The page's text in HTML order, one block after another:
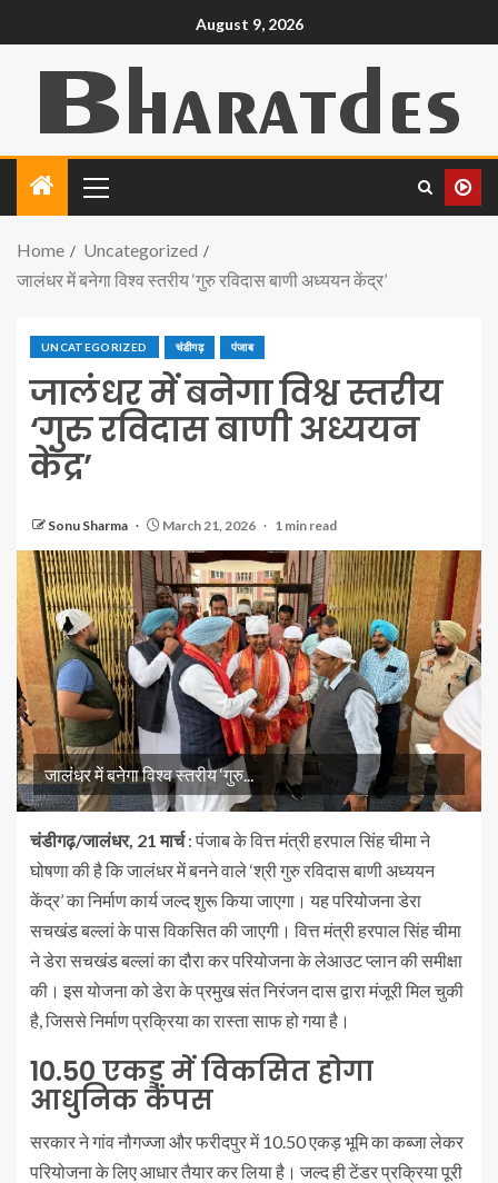
August 9, 2026
Home
Uncategorized
जालंधर में बनेगा विश्व स्तरीय ‘गुरु रविदास बाणी अध्ययन केंद्र’
UNCATEGORIZED चंडीगढ़ पंजाब
जालंधर में बनेगा विश्व स्तरीय
‘गुरु रविदास बाणी अध्ययन
केंद्र’
Sonu Sharma March 21, 2026 1 min read
जालंधर में बनेगा विश्व स्तरीय ‘गुरु...
चंडीगढ़/जालंधर, 21 मार्च: पंजाब के वित्त मंत्री हरपाल सिंह चीमा ने
घोषणा की है कि जालंधर में बनने वाले ‘श्री गुरु रविदास बाणी अध्ययन
केंद्र’ का निर्माण कार्य जल्द शुरू किया जाएगा। यह परियोजना डेरा
सचखंड बल्लां के पास विकसित की जाएगी। वित्त मंत्री हरपाल सिंह चीमा
ने डेरा सचखंड बल्लां का दौरा कर परियोजना के लेआउट प्लान की समीक्षा
की। इस योजना को डेरा के प्रमुख संत निरंजन दास द्वारा मंजूरी मिल चुकी
है, जिससे निर्माण प्रक्रिया का रास्ता साफ हो गया है।
10.50 एकड़ में विकसित होगा
आधुनिक कैंपस
सरकार ने गांव नौगज्जा और फरीदपुर में 10.50 एकड़ भूमि का कब्जा लेकर
परियोजना के लिए आधार तैयार कर लिया है। जल्द ही टेंडर प्रक्रिया पूरी